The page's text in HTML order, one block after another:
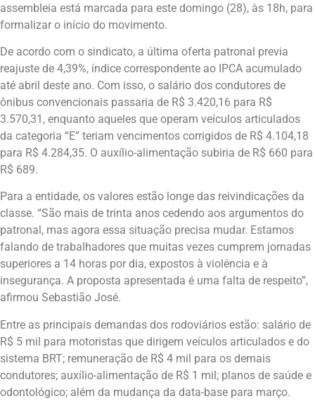
assembleia está marcada para este domingo (28), às 18h, para
formalizar o início do movimento.
De acordo com o sindicato, a última oferta patronal previa
reajuste de 4,39%, índice correspondente ao IPCA acumulado
até abril deste ano. Com isso, o salário dos condutores de
ônibus convencionais passaria de R$ 3.420,16 para R$
3.570,31, enquanto aqueles que operam veículos articulados
da categoria “E” teriam vencimentos corrigidos de R$ 4.104,18
para R$ 4.284,35. O auxílio-alimentação subiria de R$ 660 para
R$ 689.
Para a entidade, os valores estão longe das reivindicações da
classe. “São mais de trinta anos cedendo aos argumentos do
patronal, mas agora essa situação precisa mudar. Estamos
falando de trabalhadores que muitas vezes cumprem jornadas
superiores a 14 horas por dia, expostos à violência e à
insegurança. A proposta apresentada é uma falta de respeito”,
afirmou Sebastião José.
Entre as principais demandas dos rodoviários estão: salário de
R$ 5 mil para motoristas que dirigem veículos articulados e do
sistema BRT; remuneração de R$ 4 mil para os demais
condutores; auxílio-alimentação de R$ 1 mil; planos de saúde e
odontológico; além da mudança da data-base para março.